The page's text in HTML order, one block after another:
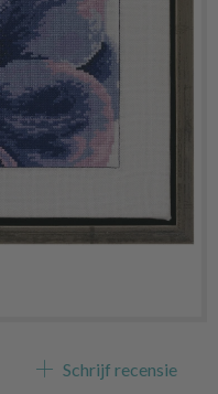
Schrijf recensie